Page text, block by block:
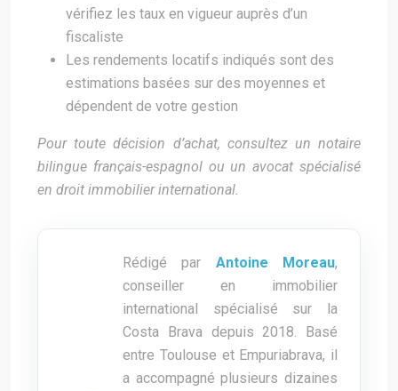
vérifiez les taux en vigueur auprès d’un
fiscaliste
Les rendements locatifs indiqués sont des
estimations basées sur des moyennes et
dépendent de votre gestion
Pour toute décision d’achat, consultez un notaire
bilingue français-espagnol ou un avocat spécialisé
en droit immobilier international.
Rédigé par Antoine Moreau,
conseiller en immobilier
international spécialisé sur la
Costa Brava depuis 2018. Basé
entre Toulouse et Empuriabrava, il
a accompagné plusieurs dizaines